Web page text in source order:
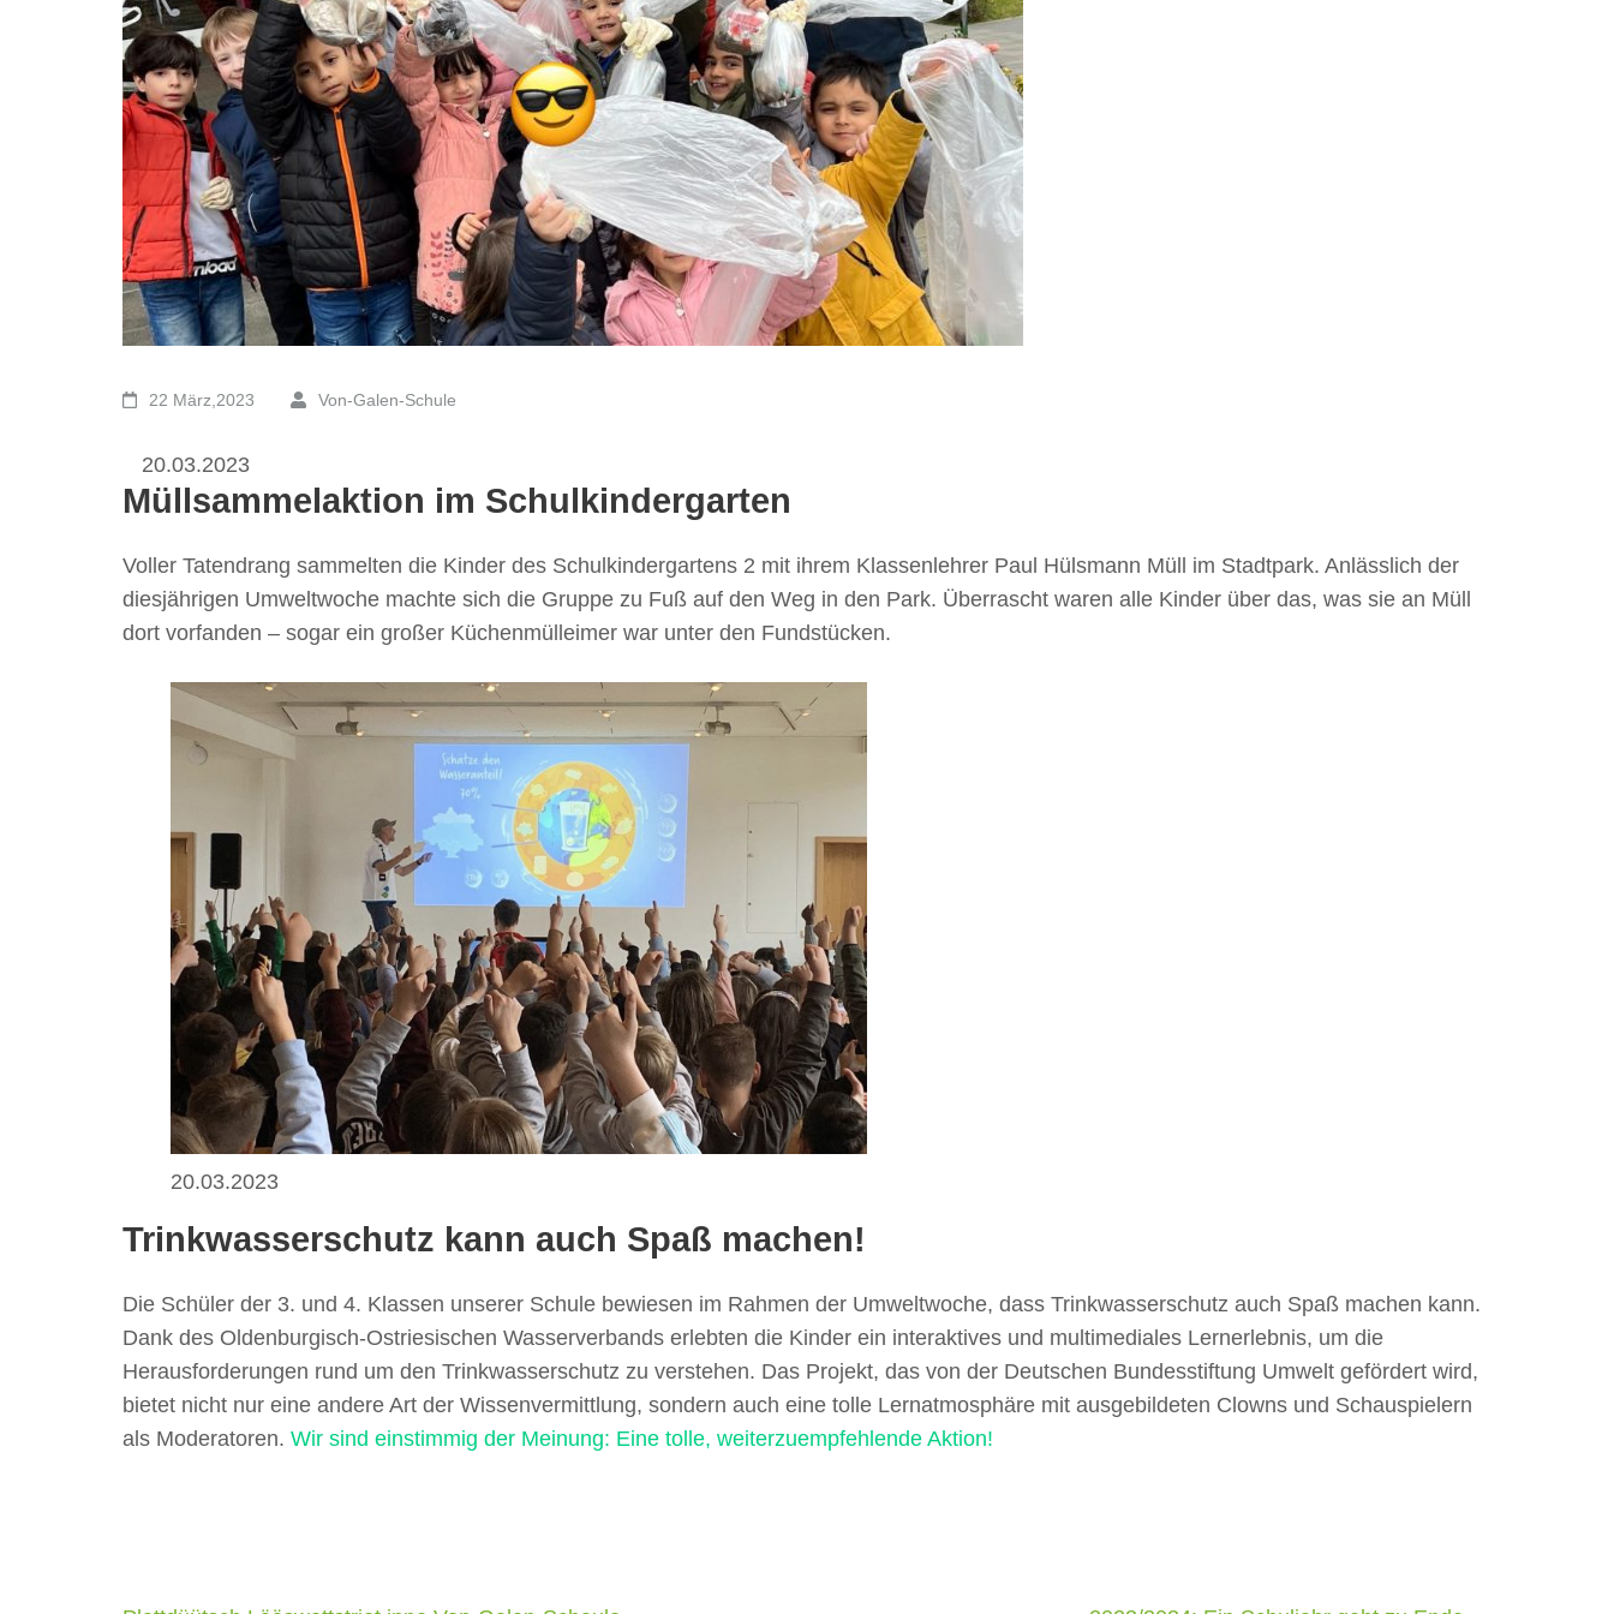
22 März,2023 Von-Galen-Schule
20.03.2023
Müllsammelaktion im Schulkindergarten
Voller Tatendrang sammelten die Kinder des Schulkindergartens 2 mit ihrem Klassenlehrer Paul Hülsmann Müll im Stadtpark. Anlässlich der
diesjährigen Umweltwoche machte sich die Gruppe zu Fuß auf den Weg in den Park. Überrascht waren alle Kinder über das, was sie an Müll
dort vorfanden – sogar ein großer Küchenmülleimer war unter den Fundstücken.
20.03.2023
Trinkwasserschutz kann auch Spaß machen!
Die Schüler der 3. und 4. Klassen unserer Schule bewiesen im Rahmen der Umweltwoche, dass Trinkwasserschutz auch Spaß machen kann.
Dank des Oldenburgisch-Ostriesischen Wasserverbands erlebten die Kinder ein interaktives und multimediales Lernerlebnis, um die
Herausforderungen rund um den Trinkwasserschutz zu verstehen. Das Projekt, das von der Deutschen Bundesstiftung Umwelt gefördert wird,
bietet nicht nur eine andere Art der Wissenvermittlung, sondern auch eine tolle Lernatmosphäre mit ausgebildeten Clowns und Schauspielern
als Moderatoren. Wir sind einstimmig der Meinung: Eine tolle, weiterzuempfehlende Aktion!